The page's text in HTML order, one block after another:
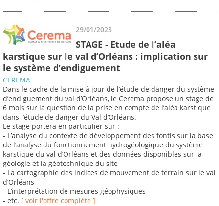
29/01/2023
STAGE - Etude de l’aléa
karstique sur le val d’Orléans : implication sur
le système d’endiguement
CEREMA
Dans le cadre de la mise à jour de l’étude de danger du système
d’endiguement du val d’Orléans, le Cerema propose un stage de
6 mois sur la question de la prise en compte de l’aléa karstique
dans l’étude de danger du Val d’Orléans.
Le stage portera en particulier sur :
- L’analyse du contexte de développement des fontis sur la base
de l’analyse du fonctionnement hydrogéologique du système
karstique du val d’Orléans et des données disponibles sur la
géologie et la géotechnique du site
- La cartographie des indices de mouvement de terrain sur le val
d’Orléans
- L’interprétation de mesures géophysiques
- etc. [ voir l'offre complète ]